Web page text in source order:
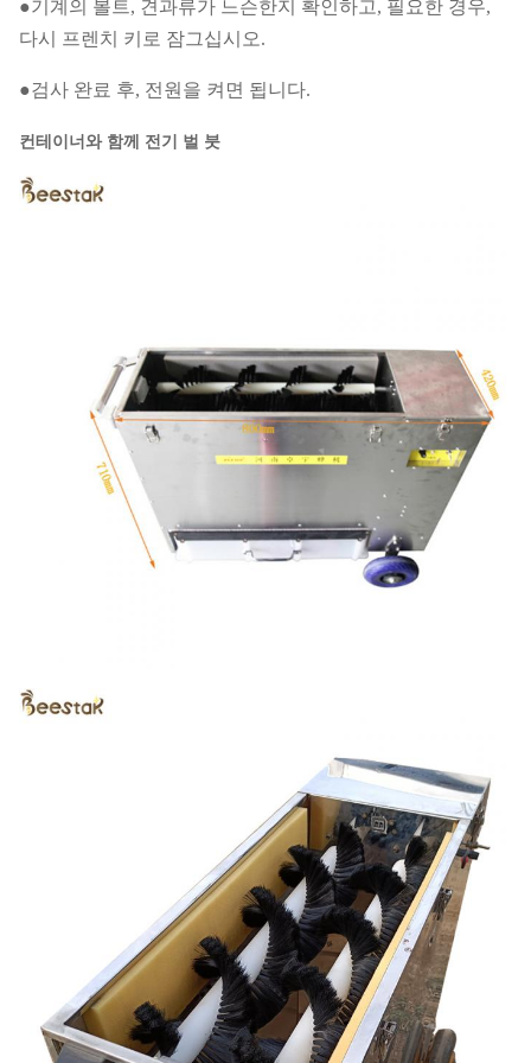
●기계의 볼트, 견과류가 느슨한지 확인하고, 필요한 경우,
다시 프렌치 키로 잠그십시오.
●검사 완료 후, 전원을 켜면 됩니다.
컨테이너와 함께 전기 벌 붓